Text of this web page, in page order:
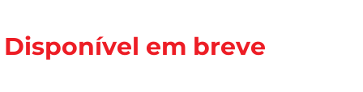
Disponível em breve
leite